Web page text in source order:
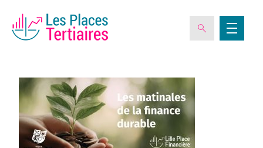
ESPACE ADHÉRENT
L’ASSOCIATION